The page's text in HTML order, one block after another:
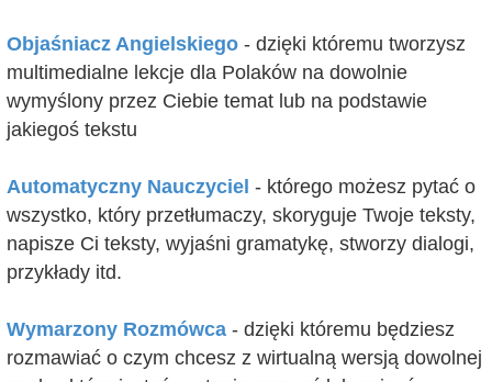
Objaśniacz Angielskiego - dzięki któremu tworzysz
multimedialne lekcje dla Polaków na dowolnie
wymyślony przez Ciebie temat lub na podstawie
jakiegoś tekstu
Automatyczny Nauczyciel - którego możesz pytać o
wszystko, który przetłumaczy, skoryguje Twoje teksty,
napisze Ci teksty, wyjaśni gramatykę, stworzy dialogi,
przykłady itd.
Wymarzony Rozmówca - dzięki któremu będziesz
rozmawiać o czym chcesz z wirtualną wersją dowolnej